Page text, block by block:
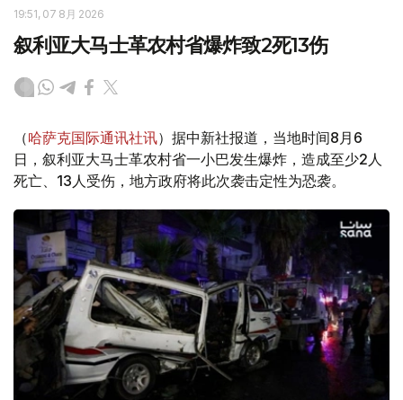
19:51, 07 8月 2026
叙利亚大马士革农村省爆炸致2死13伤
（哈萨克国际通讯社讯）据中新社报道，当地时间8月6
日，叙利亚大马士革农村省一小巴发生爆炸，造成至少2人
死亡、13人受伤，地方政府将此次袭击定性为恐袭。